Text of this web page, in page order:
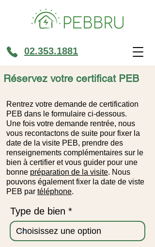
02.353.1881
Réservez votre certificat PEB
Rentrez votre demande de certification
PEB dans le formulaire ci-dessous.
Une fois votre demande rentrée, nous
vous recontactons de suite pour fixer la
date de la visite PEB, prendre des
renseignements complémentaires sur le
bien à certifier et vous guider pour une
bonne préparation de la visite. Nous
pouvons également fixer la date de viste
PEB par téléphone.
Type de bien